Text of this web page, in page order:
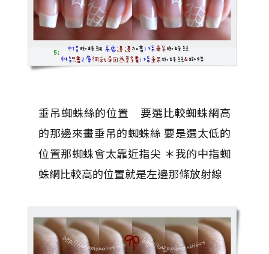
垂吊蜘蛛絲的位置 要選比較蜘蛛網高
的那邊來畫垂吊的蜘蛛絲 要是選太低的
位置那蜘蛛會太靠近指尖 ＊我的中指蜘
蛛網比較高的位置就是左邊那條放射線